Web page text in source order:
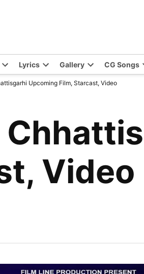
Lyrics Gallery CG Songs
Upcoming Film, Starcast, Video
Video